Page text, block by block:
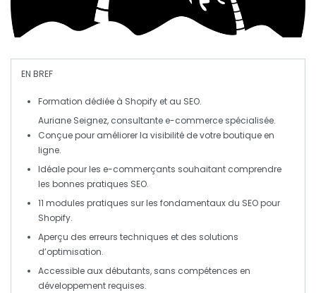
EN BREF
Formation dédiée à Shopify et au SEO.
Auriane Seignez, consultante e-commerce spécialisée.
Conçue pour améliorer la visibilité de votre boutique en
ligne.
Idéale pour les e-commerçants souhaitant comprendre
les bonnes pratiques SEO.
11 modules pratiques sur les fondamentaux du SEO pour
Shopify.
Aperçu des erreurs techniques et des solutions
d’optimisation.
Accessible aux débutants, sans compétences en
développement requises.